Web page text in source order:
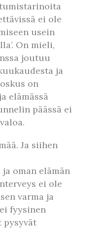
ei ole
usein
On mieli,
joutuu
ja
on
elämässä
päässä ei
Ja siihen
oman elämän
ei ole
varma ja
fyysinen
pysyvät